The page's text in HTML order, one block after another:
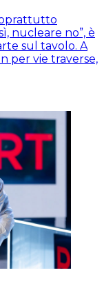
nucleare no”, è
sul tavolo. A
per vie traverse,